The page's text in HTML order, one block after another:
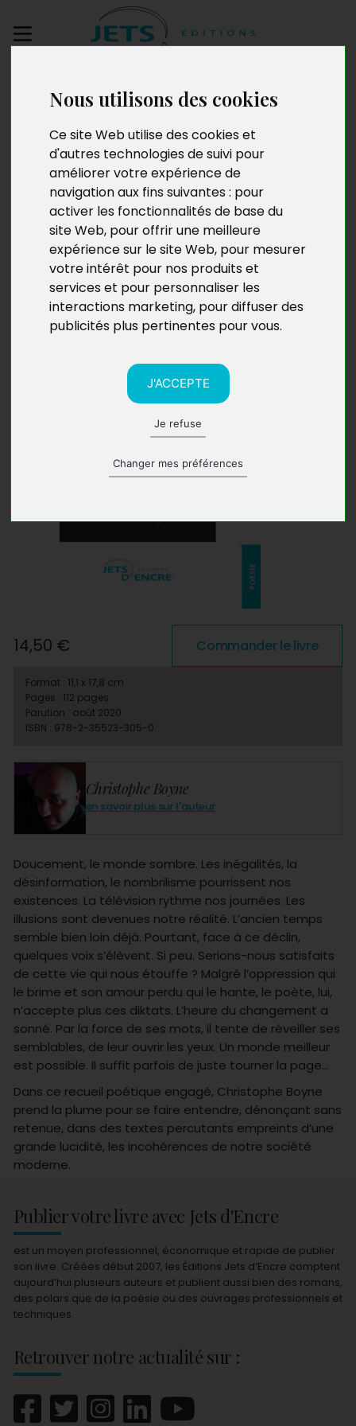
Nous utilisons des cookies
Ce site Web utilise des cookies et
d'autres technologies de suivi pour
améliorer votre expérience de
navigation aux fins suivantes : pour
activer les fonctionnalités de base du
site Web, pour offrir une meilleure
expérience sur le site Web, pour mesurer
votre intérêt pour nos produits et
services et pour personnaliser les
interactions marketing, pour diffuser des
publicités plus pertinentes pour vous.
J'ACCEPTE
Je refuse
Changer mes préférences
manuscrit
Toi et les Autres
Christophe Boyne
en savoir plus sur l'auteur
Doucement, le monde sombre. Les inégalités, la
désinformation, le nombrilisme pourrissent nos
existences. La télévision rythme nos journées. Les
illusions sont devenues notre réalité. L’ancien temps
semble bien loin déjà. Pourtant, face à ce déclin,
quelques voix s’élèvent. Si peu. Serions-nous satisfaits
de cette vie qui nous étouffe ? Malgré l’oppression qui
le brime et son amour perdu qui le hante, le poète, lui,
n’accepte plus ces diktats. L’heure du changement a
sonné. Par la force de ses mots, il tente de réveiller ses
semblables, de leur ouvrir les yeux. Un monde meilleur
est possible. Il suffit parfois de juste tourner la page…
Dans ce recueil poétique engagé, Christophe Boyne
prend la plume pour se faire entendre, dénonçant sans
retenue, dans des textes percutants empreints d’une
grande lucidité, les incohérences de notre société
moderne.
14,50 € Commander le livre
Format : 11,1 x 17,8 cm
Pages : 112 pages
Parution : août 2020
ISBN : 978-2-35523-305-0
Publier votre livre avec Jets d'Encre
est un moyen professionnel, économique et rapide de publier
son livre. Créées début 2007, les Éditions Jets d’Encre comptent
aujourd’hui plusieurs auteurs et publient aussi bien des romans,
des polars que de la poésie ou des ouvrages professionnels et
techniques.
Retrouver notre actualité sur :